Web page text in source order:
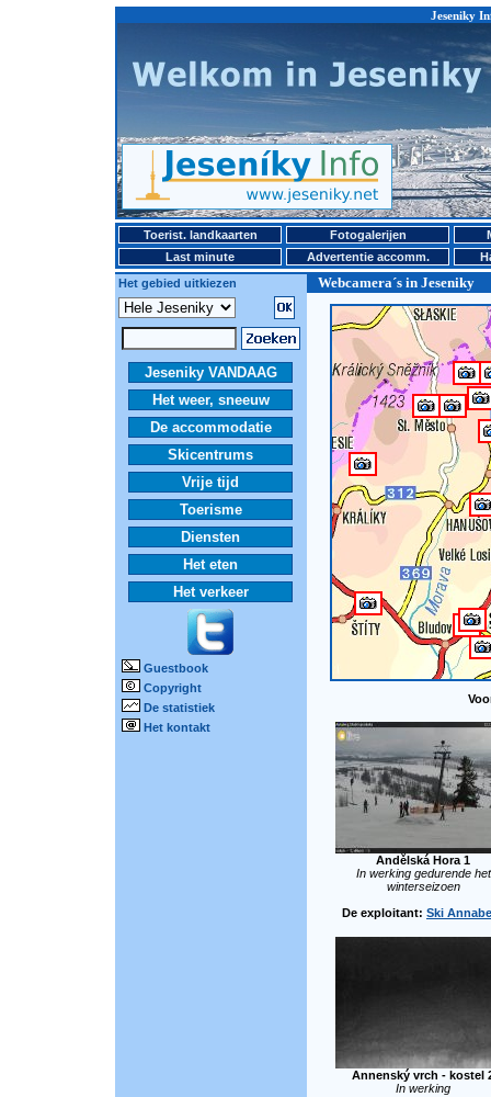
Jeseniky
Toerist. landkaarten Fotogalerijen
Last minute
Advertentie accomm.
Het gebied uitkiezen
Webcamera´s in Jeseniky
Jeseniky VANDAAG
Het weer, sneeuw
De accommodatie
Skicentrums
Vrije tijd
Toerisme
Diensten
Het eten
Het verkeer
Guestbook
Copyright
De statistiek
Het kontakt
Andělská Hora 1
In werking gedurende het
winterseizoen
De exploitant: Ski
Annenský vrch - kostel
In werking